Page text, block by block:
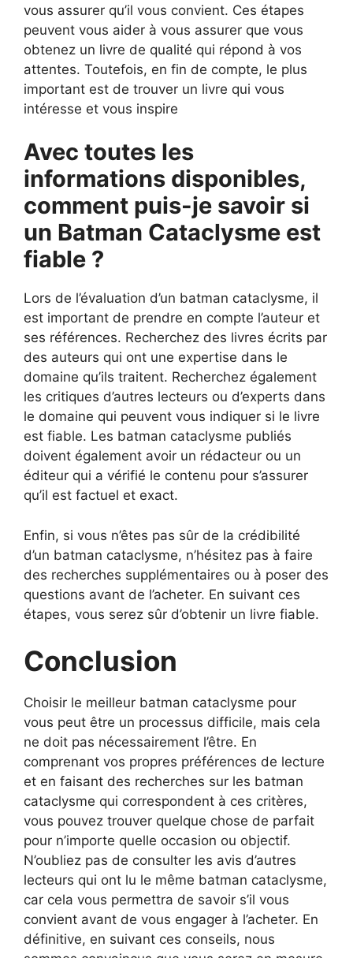
vous assurer qu’il vous convient. Ces étapes
peuvent vous aider à vous assurer que vous
obtenez un livre de qualité qui répond à vos
attentes. Toutefois, en fin de compte, le plus
important est de trouver un livre qui vous
intéresse et vous inspire
Avec toutes les
informations disponibles,
comment puis-je savoir si
un Batman Cataclysme est
fiable ?
Lors de l’évaluation d’un batman cataclysme, il
est important de prendre en compte l’auteur et
ses références. Recherchez des livres écrits par
des auteurs qui ont une expertise dans le
domaine qu’ils traitent. Recherchez également
les critiques d’autres lecteurs ou d’experts dans
le domaine qui peuvent vous indiquer si le livre
est fiable. Les batman cataclysme publiés
doivent également avoir un rédacteur ou un
éditeur qui a vérifié le contenu pour s’assurer
qu’il est factuel et exact.
Enfin, si vous n’êtes pas sûr de la crédibilité
d’un batman cataclysme, n’hésitez pas à faire
des recherches supplémentaires ou à poser des
questions avant de l’acheter. En suivant ces
étapes, vous serez sûr d’obtenir un livre fiable.
Conclusion
Choisir le meilleur batman cataclysme pour
vous peut être un processus difficile, mais cela
ne doit pas nécessairement l’être. En
comprenant vos propres préférences de lecture
et en faisant des recherches sur les batman
cataclysme qui correspondent à ces critères,
vous pouvez trouver quelque chose de parfait
pour n’importe quelle occasion ou objectif.
N’oubliez pas de consulter les avis d’autres
lecteurs qui ont lu le même batman cataclysme,
car cela vous permettra de savoir s’il vous
convient avant de vous engager à l’acheter. En
définitive, en suivant ces conseils, nous